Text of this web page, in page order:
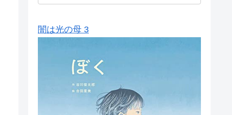
闇は光の母 3